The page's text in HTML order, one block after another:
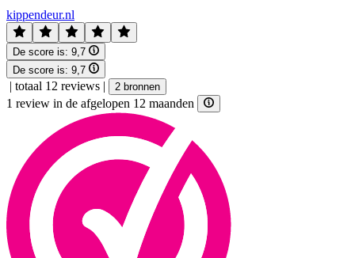
kippendeur.nl
De score is: 9,7
De score is: 9,7
| totaal 12 reviews | 2 bronnen
1 review in de afgelopen 12 maanden